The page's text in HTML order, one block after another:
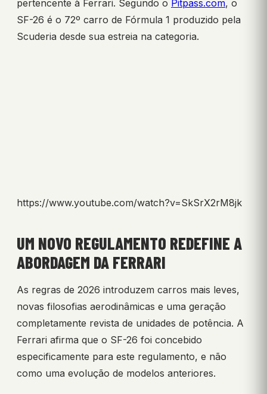
pertencente à Ferrari. Segundo o Pitpass.com, o
SF-26 é o 72º carro de Fórmula 1 produzido pela
Scuderia desde sua estreia na categoria.
https://www.youtube.com/watch?v=SkSrX2rM8jk
UM NOVO REGULAMENTO REDEFINE A
ABORDAGEM DA FERRARI
As regras de 2026 introduzem carros mais leves,
novas filosofias aerodinâmicas e uma geração
completamente revista de unidades de potência. A
Ferrari afirma que o SF-26 foi concebido
especificamente para este regulamento, e não
como uma evolução de modelos anteriores.